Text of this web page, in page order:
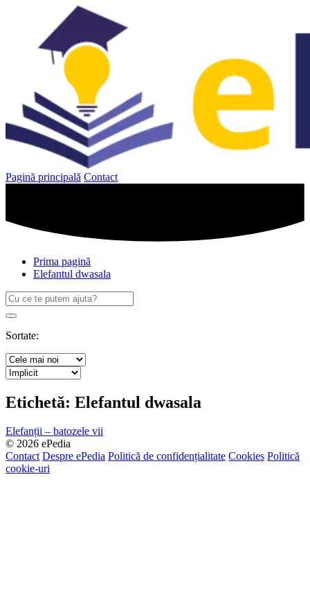
Pagină principală Contact
Prima pagină
Elefantul dwasala
Caută
după:
Search
Sortate:
Etichetă: Elefantul dwasala
Elefanții – batozele vii
© 2026 ePedia
Contact Despre ePedia Politică de confidențialitate Cookies Politică
cookie-uri